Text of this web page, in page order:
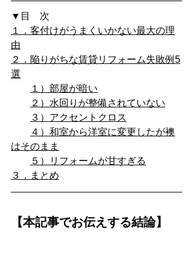
▼目　次
１．客付けがうまくいかない最大の理
由
２．陥りがちな賃貸リフォーム失敗例5
選
１）部屋が暗い
２）水回りが整備されていない
３）アクセントクロス
４）和室から洋室に変更したが襖
はそのまま
５）リフォームが甘すぎる
３．まとめ
【本記事でお伝えする結論】